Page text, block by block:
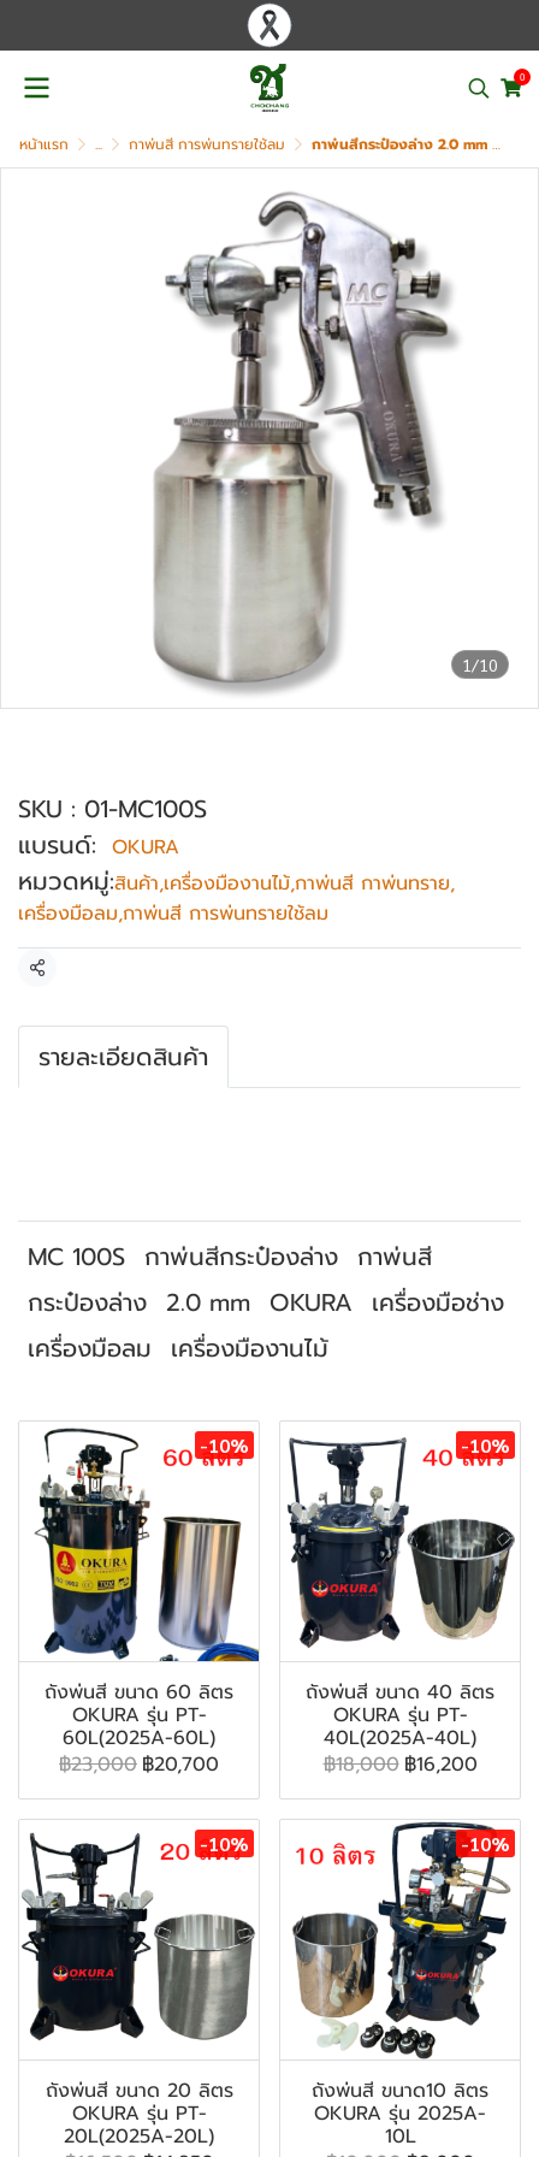
0
หน้าแรก ... กาพ่นสี การพ่นทรายใช้ลม กาพ่นสีกระป๋องล่าง 2.0 mm OKURA รุ่น MC 100S
1/10
SKU : 01-MC100S
แบรนด์: OKURA
หมวดหมู่:สินค้า,เครื่องมืองานไม้,กาพ่นสี กาพ่นทราย,
เครื่องมือลม,กาพ่นสี การพ่นทรายใช้ลม
แชร์
รายละเอียดสินค้า
MC 100S กาพ่นสีกระป๋องล่าง กาพ่นสี
กระป๋องล่าง 2.0 mm OKURA เครื่องมือช่าง
เครื่องมือลม เครื่องมืองานไม้
-10%
ถังพ่นสี ขนาด 60 ลิตร
OKURA รุ่น PT-
60L(2025A-60L)
฿23,000 ฿20,700
-10%
ถังพ่นสี ขนาด 40 ลิตร
OKURA รุ่น PT-
40L(2025A-40L)
฿18,000 ฿16,200
-10%
ถังพ่นสี ขนาด 20 ลิตร
OKURA รุ่น PT-
20L(2025A-20L)
-10%
ถังพ่นสี ขนาด10 ลิตร
OKURA รุ่น 2025A-
10L